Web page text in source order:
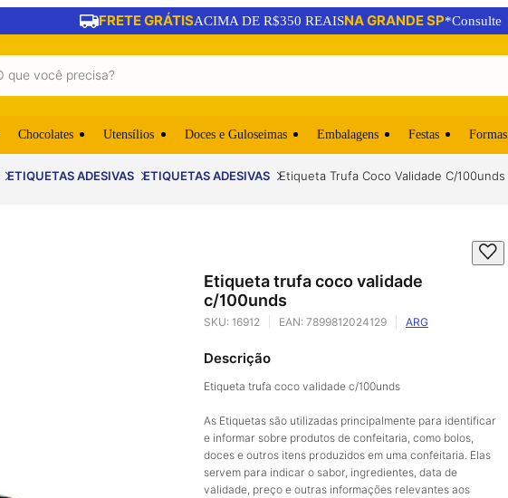
FRETE GRÁTISACIMA DE R$350 REAISNA GRANDE SP*Consulte
Chocolates Utensílios Doces e Guloseimas Embalagens Festas Formas
ETIQUETAS ADESIVAS ETIQUETAS ADESIVAS Etiqueta Trufa Coco Validade C/100unds
Etiqueta trufa coco validade
c/100unds
SKU: 16912 EAN: 7899812024129 ARG
Descrição
Etiqueta trufa coco validade c/100unds
As Etiquetas são utilizadas principalmente para identificar
e informar sobre produtos de confeitaria, como bolos,
doces e outros itens produzidos em uma confeitaria. Elas
servem para indicar o sabor, ingredientes, data de
validade, preço e outras informações relevantes aos